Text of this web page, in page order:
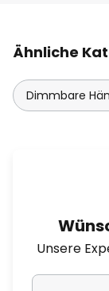
Ähnliche
Dimmbare
Unsere